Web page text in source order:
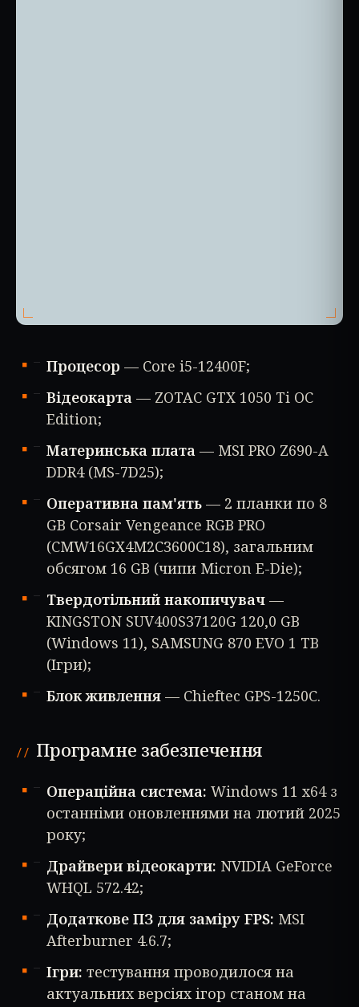
Процесор — Core i5-12400F;
Відеокарта — ZOTAC GTX 1050 Ti OC
Edition;
Материнська плата — MSI PRO Z690-A
DDR4 (MS-7D25);
Оперативна пам'ять — 2 планки по 8
GB Corsair Vengeance RGB PRO
(CMW16GX4M2C3600C18), загальним
обсягом 16 GB (чипи Micron E-Die);
Твердотільний накопичувач —
KINGSTON SUV400S37120G 120,0 GB
(Windows 11), SAMSUNG 870 EVO 1 TB
(Ігри);
Блок живлення — Chieftec GPS-1250C.
Програмне забезпечення
Операційна система: Windows 11 x64 з
останніми оновленнями на лютий 2025
року;
Драйвери відеокарти: NVIDIA GeForce
WHQL 572.42;
Додаткове ПЗ для заміру FPS: MSI
Afterburner 4.6.7;
Ігри: тестування проводилося на
актуальних версіях ігор станом на